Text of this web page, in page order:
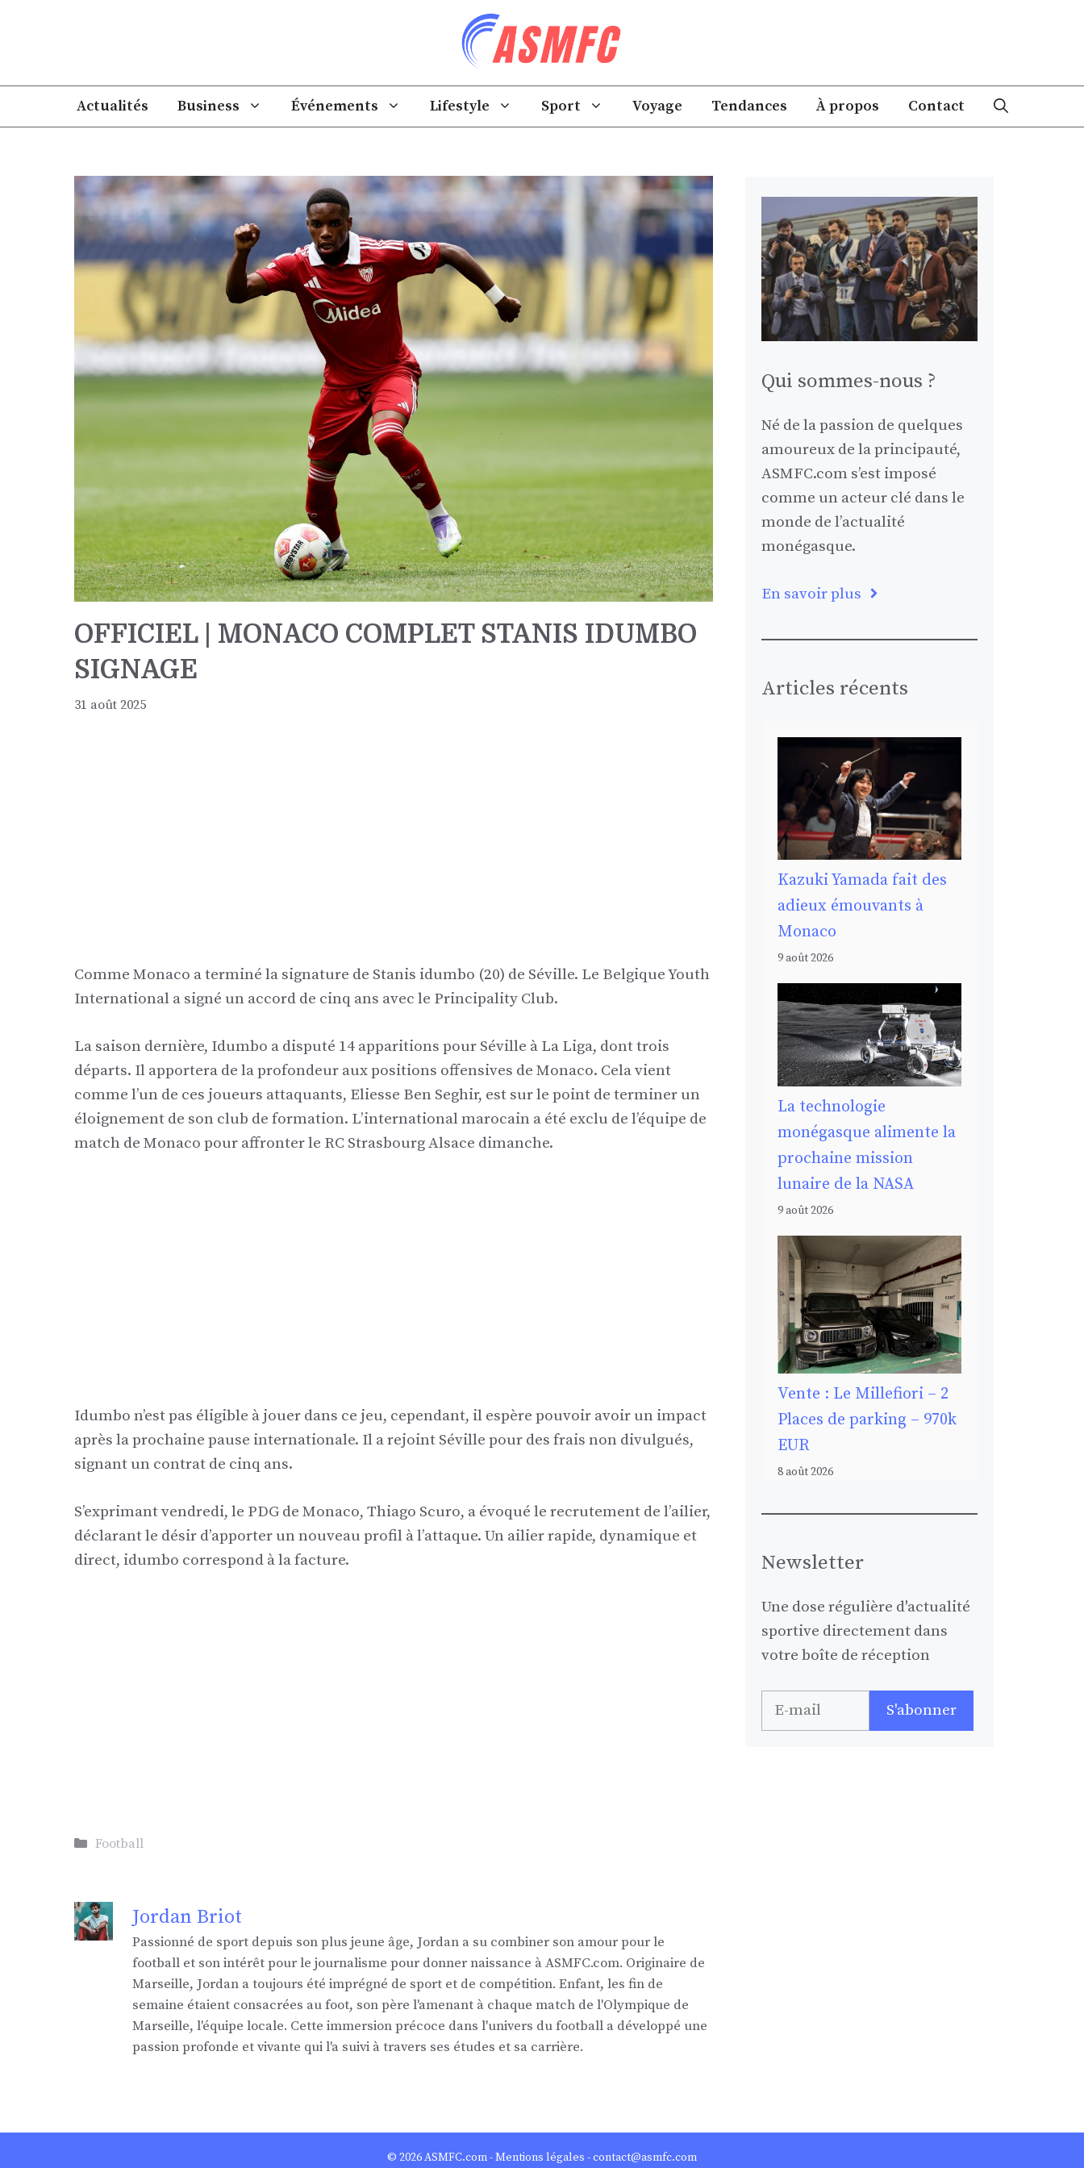
Actualités Business Événements Lifestyle Sport Voyage Tendances À propos Contact
OFFICIEL | MONACO COMPLET STANIS IDUMBO
SIGNAGE
31 août 2025
Comme Monaco a terminé la signature de Stanis idumbo (20) de Séville. Le Belgique Youth
International a signé un accord de cinq ans avec le Principality Club.
La saison dernière, Idumbo a disputé 14 apparitions pour Séville à La Liga, dont trois
départs. Il apportera de la profondeur aux positions offensives de Monaco. Cela vient
comme l’un de ces joueurs attaquants, Eliesse Ben Seghir, est sur le point de terminer un
éloignement de son club de formation. L’international marocain a été exclu de l’équipe de
match de Monaco pour affronter le RC Strasbourg Alsace dimanche.
Idumbo n’est pas éligible à jouer dans ce jeu, cependant, il espère pouvoir avoir un impact
après la prochaine pause internationale. Il a rejoint Séville pour des frais non divulgués,
signant un contrat de cinq ans.
S’exprimant vendredi, le PDG de Monaco, Thiago Scuro, a évoqué le recrutement de l’ailier,
déclarant le désir d’apporter un nouveau profil à l’attaque. Un ailier rapide, dynamique et
direct, idumbo correspond à la facture.
Catégories
Football
Jordan Briot
Passionné de sport depuis son plus jeune âge, Jordan a su combiner son amour pour le
football et son intérêt pour le journalisme pour donner naissance à ASMFC.com. Originaire de
Marseille, Jordan a toujours été imprégné de sport et de compétition. Enfant, les fin de
semaine étaient consacrées au foot, son père l'amenant à chaque match de l'Olympique de
Marseille, l'équipe locale. Cette immersion précoce dans l'univers du football a développé une
passion profonde et vivante qui l'a suivi à travers ses études et sa carrière.
Qui sommes-nous ?
Né de la passion de quelques
amoureux de la principauté,
ASMFC.com s’est imposé
comme un acteur clé dans le
monde de l’actualité
monégasque.
En savoir plus
Articles récents
Kazuki Yamada fait des
adieux émouvants à
Monaco
9 août 2026
La technologie
monégasque alimente la
prochaine mission
lunaire de la NASA
9 août 2026
Vente : Le Millefiori – 2
Places de parking – 970k
EUR
8 août 2026
Newsletter
Une dose régulière d'actualité
sportive directement dans
votre boîte de réception
© 2026ASMFC.com-Mentions légales - contact@asmfc.com